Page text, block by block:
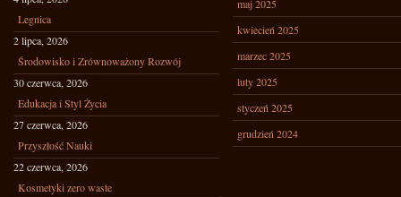
Legnica
2 lipca, 2026
Środowisko i Zrównoważony Rozwój
30 czerwca, 2026
Edukacja i Styl Życia
27 czerwca, 2026
Przyszłość Nauki
22 czerwca, 2026
Kosmetyki zero waste
maj 2025
kwiecień 2025
marzec 2025
luty 2025
styczeń 2025
grudzień 2024